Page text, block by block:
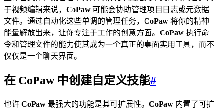
于视频编辑来说， CoPaw 可能会协助管理项目日志或元数据
文件。通过自动化这些单调的管理任务， CoPaw 将你的精神
能量解放出来，让你专注于工作的创意方面。 CoPaw 执行命
令和管理文件的能力使其成为一个真正的桌面实用工具，而不
仅仅是一个聊天界面。
在 CoPaw 中创建自定义技能#
也许 CoPaw 最强大的功能是其可扩展性。 CoPaw 内置了可扩